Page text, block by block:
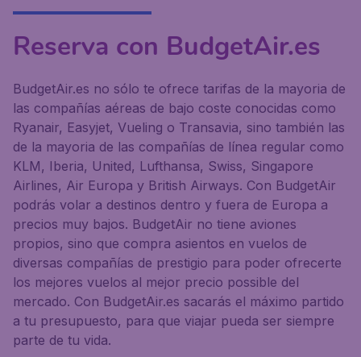
Reserva con BudgetAir.es
BudgetAir.es no sólo te ofrece tarifas de la mayoria de
las compañías aéreas de bajo coste conocidas como
Ryanair, Easyjet, Vueling o Transavia, sino también las
de la mayoria de las compañías de línea regular como
KLM, Iberia, United, Lufthansa, Swiss, Singapore
Airlines, Air Europa y British Airways. Con BudgetAir
podrás volar a destinos dentro y fuera de Europa a
precios muy bajos. BudgetAir no tiene aviones
propios, sino que compra asientos en vuelos de
diversas compañías de prestigio para poder ofrecerte
los mejores vuelos al mejor precio possible del
mercado. Con BudgetAir.es sacarás el máximo partido
a tu presupuesto, para que viajar pueda ser siempre
parte de tu vida.